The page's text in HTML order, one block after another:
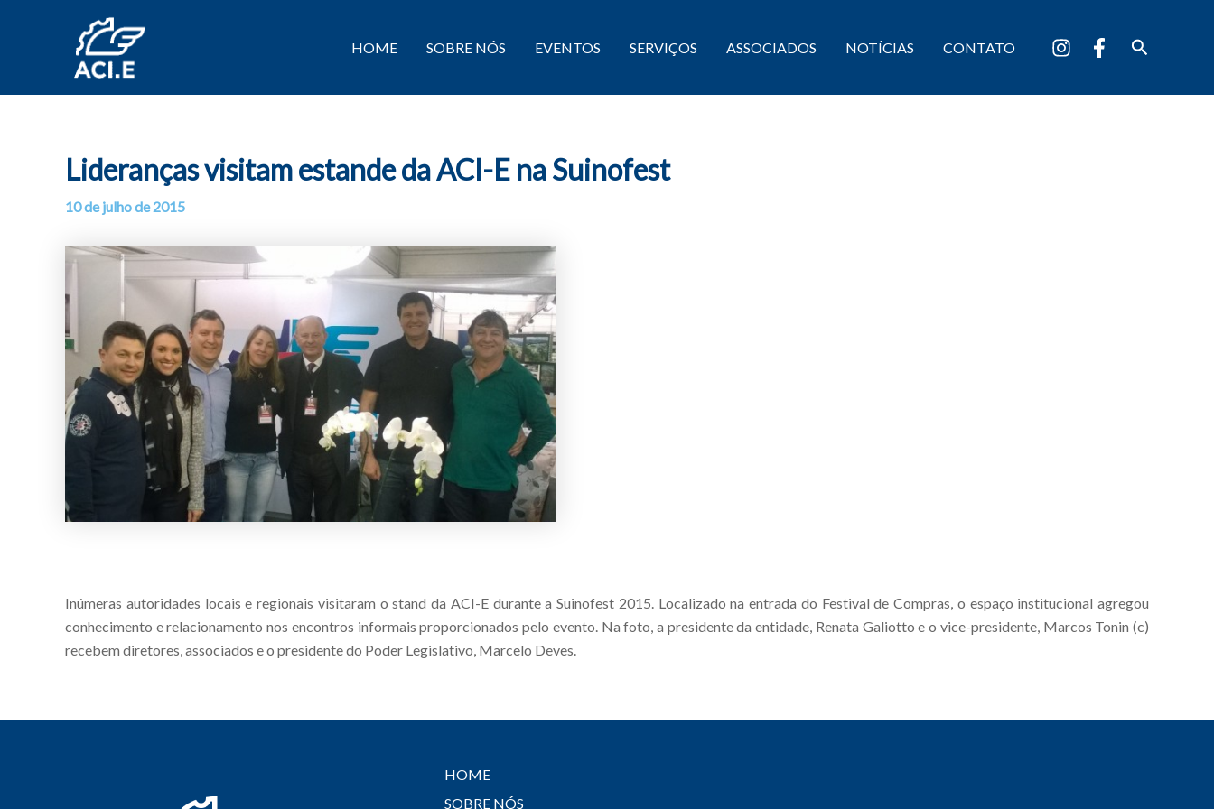
HOME SOBRE NÓS EVENTOS SERVIÇOS ASSOCIADOS NOTÍCIAS CONTATO Pesquisar
Lideranças visitam estande da ACI-E na Suinofest
10 de julho de 2015
Inúmeras autoridades locais e regionais visitaram o stand da ACI-E durante a Suinofest 2015. Localizado na entrada do Festival de Compras, o espaço institucional agregou
conhecimento e relacionamento nos encontros informais proporcionados pelo evento. Na foto, a presidente da entidade, Renata Galiotto e o vice-presidente, Marcos Tonin (c)
recebem diretores, associados e o presidente do Poder Legislativo, Marcelo Deves.
HOME
SOBRE NÓS